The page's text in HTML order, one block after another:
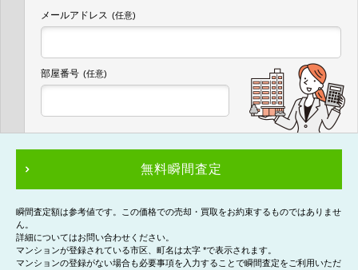
メールアドレス (任意)
部屋番号 (任意)
無料瞬間査定
瞬間査定額は参考値です。この価格での売却・買取をお約束するものではありませ
ん。
詳細についてはお問い合わせください。
マンションが登録されている市区、町名は太字 *で表示されます。
マンションの登録がない場合も必要事項を入力することで瞬間査定をご利用いただ